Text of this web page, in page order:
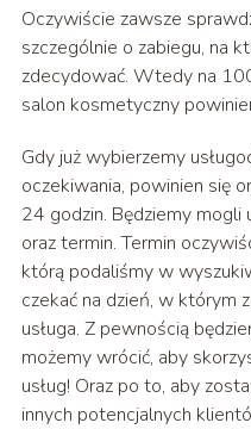
Oczywiście zawsze
szczególnie o zabiegu, na
zdecydować. Wtedy na
salon kosmetyczny
Gdy już wybierzemy
oczekiwania, powinien się
24 godzin. Będziemy mogli
oraz termin. Termin
którą podaliśmy w
czekać na dzień, w którym
usługa. Z pewnością
możemy wrócić, aby
usług! Oraz po to, aby
innych potencjalnych